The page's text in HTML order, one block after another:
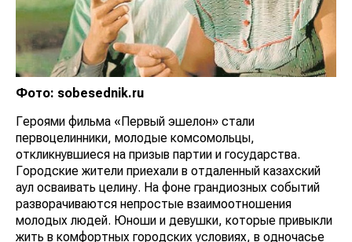
Фото: sobesednik.ru
Героями фильма «Первый эшелон» стали
первоцелинники, молодые комсомольцы,
откликнувшиеся на призыв партии и государства.
Городские жители приехали в отдаленный казахский
аул осваивать целину. На фоне грандиозных событий
разворачиваются непростые взаимоотношения
молодых людей. Юноши и девушки, которые привыкли
жить в комфортных городских условиях, в одночасье